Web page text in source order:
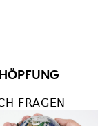
FRAGEN